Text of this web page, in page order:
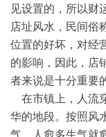
见设置的，所以财
店址风水，民间俗
位置的好坏，对经
的影响，因此，店
者来说是十分重要
在市镇上，人流
华的地段。按照风